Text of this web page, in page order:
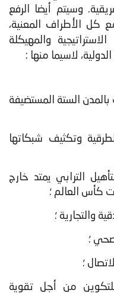
وسيتم أيضا الرفع
كل الأطراف المعنية،
والمهيكلة
لاسيما منها :
الستة المستضيفة
وتكثيف شبكاتها
الترابي يمتد خارج
كأس العالم ؛
والتجارية ؛
؛
؛
من أجل تقوية